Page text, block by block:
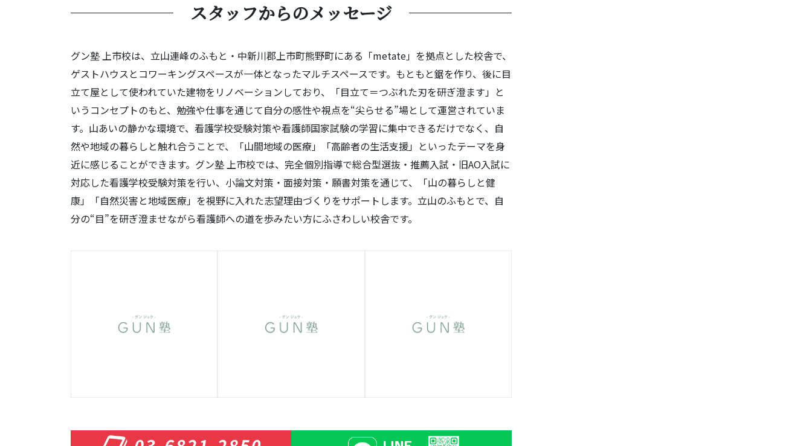
スタッフからのメッセージ
グン塾 上市校は、立山連峰のふもと・中新川郡上市町熊野町にある「metate」を拠点とした校舎で、
ゲストハウスとコワーキングスペースが一体となったマルチスペースです。もともと鋸を作り、後に目
立て屋として使われていた建物をリノベーションしており、「目立て＝つぶれた刃を研ぎ澄ます」と
いうコンセプトのもと、勉強や仕事を通じて自分の感性や視点を“尖らせる”場として運営されていま
す。山あいの静かな環境で、看護学校受験対策や看護師国家試験の学習に集中できるだけでなく、自
然や地域の暮らしと触れ合うことで、「山間地域の医療」「高齢者の生活支援」といったテーマを身
近に感じることができます。グン塾 上市校では、完全個別指導で総合型選抜・推薦入試・旧AO入試に
対応した看護学校受験対策を行い、小論文対策・面接対策・願書対策を通じて、「山の暮らしと健
康」「自然災害と地域医療」を視野に入れた志望理由づくりをサポートします。立山のふもとで、自
分の“目”を研ぎ澄ませながら看護師への道を歩みたい方にふさわしい校舎です。